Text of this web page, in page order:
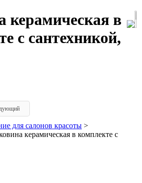
керамическая в
с сантехникой,
для салонов красоты >
керамическая в комплекте с